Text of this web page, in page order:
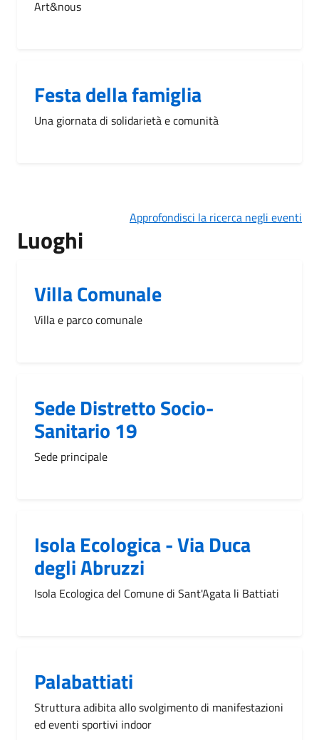
Art&nous
Festa della famiglia
Una giornata di solidarietà e comunità
Approfondisci la ricerca negli eventi
Luoghi
Villa Comunale
Villa e parco comunale
Sede Distretto Socio-
Sanitario 19
Sede principale
Isola Ecologica - Via Duca
degli Abruzzi
Isola Ecologica del Comune di Sant'Agata li Battiati
Palabattiati
Struttura adibita allo svolgimento di manifestazioni
ed eventi sportivi indoor